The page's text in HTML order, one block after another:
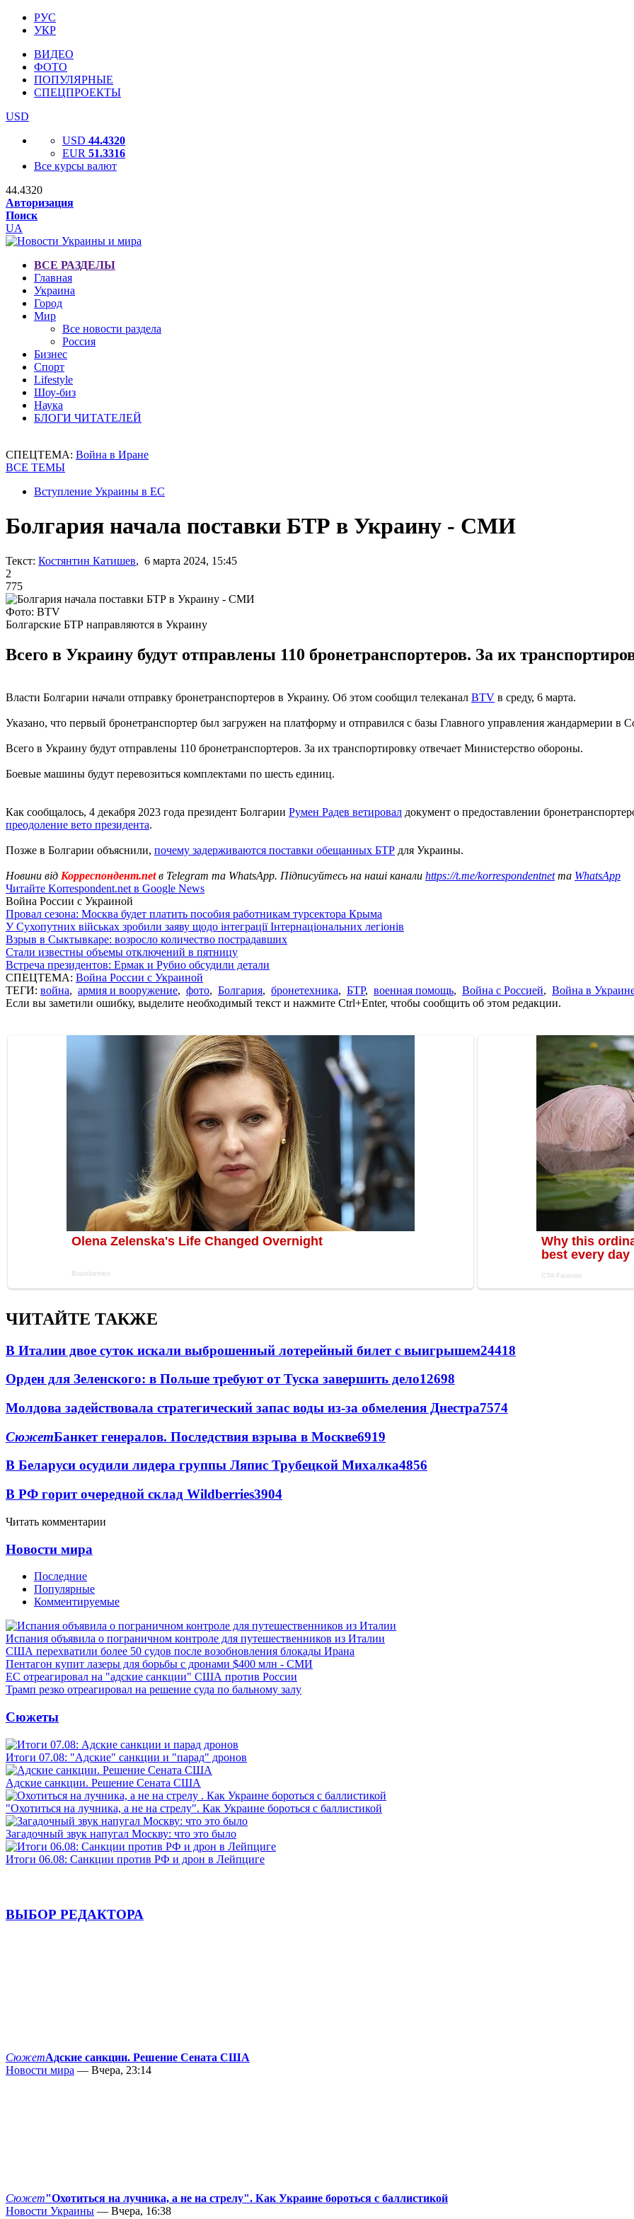
РУС
УКР
ВИДЕО
ФОТО
ПОПУЛЯРНЫЕ
СПЕЦПРОЕКТЫ
USD
USD 44.4320
EUR 51.3316
Все курсы валют
44.4320
Авторизация
Поиск
UA
ВСЕ РАЗДЕЛЫ
Главная
Украина
Город
Мир
Все новости раздела
Россия
Бизнес
Спорт
Lifestyle
Шоу-биз
Наука
БЛОГИ ЧИТАТЕЛЕЙ
СПЕЦТЕМА: Война в Иране
ВСЕ ТЕМЫ
Вступление Украины в ЕС
Болгария начала поставки БТР в Украину - СМИ
Текст: Костянтин Катишев, 6 марта 2024, 15:45
2
775
Фото: BTV
Болгарские БТР направляются в Украину
Всего в Украину будут отправлены 110 бронетранспортеров. За их
Власти Болгарии начали отправку бронетранспортеров в Украину. Об этом сообщил телеканал BTV в среду, 6 марта.
Указано, что первый бронетранспортер был загружен на платформу и отправился с базы Главного управления жандармерии
Всего в Украину будут отправлены 110 бронетранспортеров. За их транспортировку отвечает Министерство обороны.
Боевые машины будут перевозиться комплектами по шесть единиц.
Как сообщалось, 4 декабря 2023 года президент Болгарии Румен Радев ветировал документ о предоставлении
преодоление вето президента.
Позже в Болгарии объяснили, почему задерживаются поставки обещанных БТР для Украины.
Новини від Корреспондент.netв Telegram та WhatsApp. Підписуйтесь на наші канали https://t.me/korrespondentnetта WhatsApp
Читайте Korrespondent.net в Google News
Война России с Украиной
Провал сезона: Москва будет платить пособия работникам турсектора Крыма
У Сухопутних військах зробили заяву щодо інтеграції Інтернаціональних легіонів
Взрыв в Сыктывкаре: возросло количество пострадавших
Стали известны объемы отключений в пятницу
Встреча президентов: Ермак и Рубио обсудили детали
СПЕЦТЕМА: Война России с Украиной
ТЕГИ: война, армия и вооружение, фото, Болгария, бронетехника, БТР, военная помощь, Война с Россией, Война в
Если вы заметили ошибку, выделите необходимый текст и нажмите Ctrl+Enter, чтобы сообщить об этом редакции.
ЧИТАЙТЕ ТАКЖЕ
В Италии двое суток искали выброшенный лотерейный билет с выигрышем24418
Орден для Зеленского: в Польше требуют от Туска завершить дело12698
Молдова задействовала стратегический запас воды из-за обмеления Днестра7574
СюжетБанкет генералов. Последствия взрыва в Москве6919
В Беларуси осудили лидера группы Ляпис Трубецкой Михалка4856
В РФ горит очередной склад Wildberries3904
Читать комментарии
Новости мира
Последние
Популярные
Комментируемые
Испания объявила о пограничном контроле для путешественников из Италии
США перехватили более 50 судов после возобновления блокады Ирана
Пентагон купит лазеры для борьбы с дронами $400 млн - СМИ
ЕС отреагировал на "адские санкции" США против России
Трамп резко отреагировал на решение суда по бальному залу
Сюжеты
Итоги 07.08: "Адские" санкции и "парад" дронов
Адские санкции. Решение Сената США
"Охотиться на лучника, а не на стрелу". Как Украине бороться с баллистикой
Загадочный звук напугал Москву: что это было
Итоги 06.08: Санкции против РФ и дрон в Лейпциге
ВЫБОР РЕДАКТОРА
СюжетАдские санкции. Решение Сената США
Новости мира — Вчера, 23:14
Сюжет"Охотиться на лучника, а не на стрелу". Как Украине бороться с баллистикой
Новости Украины — Вчера, 16:38